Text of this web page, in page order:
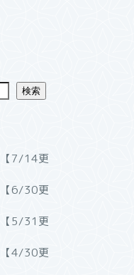
検索
7/14更
【6/30更
5/31更
4/30更